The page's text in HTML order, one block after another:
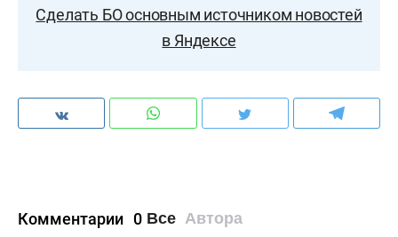
Сделать БО основным источником новостей
в Яндексе
Комментарии 0 Все Автора